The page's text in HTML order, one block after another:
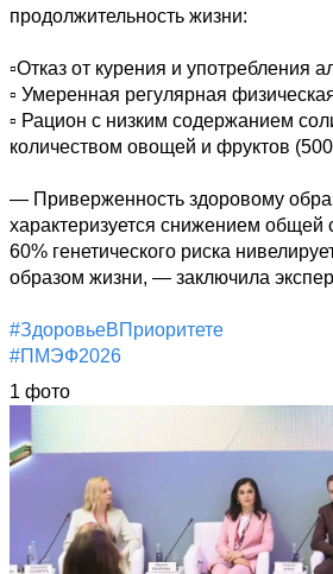
продолжительность жизни:
▫️Отказ от курения и употребления
▫️ Умеренная регулярная
▫️ Рацион с низким содержанием
количеством овощей и фруктов (500
— Приверженность здоровому
характеризуется снижением общей
60% генетического риска
образом жизни, — заключила
#ЗдоровьеВПриоритете
#ПМЭФ2026
1 фото